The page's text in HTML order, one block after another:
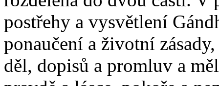
postřehy a vysvětlení
ponaučení a životní
děl, dopisů a promluv a